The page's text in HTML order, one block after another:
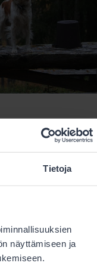
Tietoja
näyttämiseen ja
alkaa
2026 tulevat
9.00.
Kittilän, Kolarin,
Simon, Tervolan,